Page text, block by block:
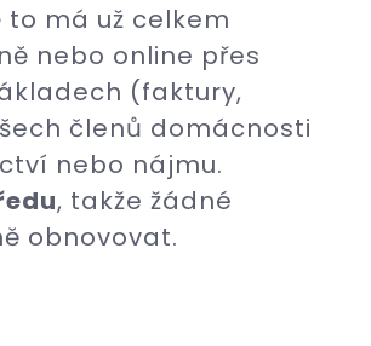
to má už celkem
nebo online přes
(faktury,
členů domácnosti
nebo nájmu.
, takže žádné
obnovovat.